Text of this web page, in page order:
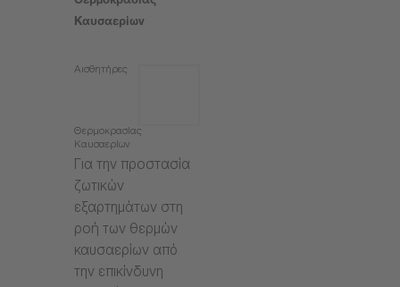
Καυσαερίων
Αισθητήρες
Θερμοκρασίας
Καυσαερίων
Για την προστασία
ζωτικών
εξαρτημάτων στη
ροή των θερμών
καυσαερίων από
την επικίνδυνη